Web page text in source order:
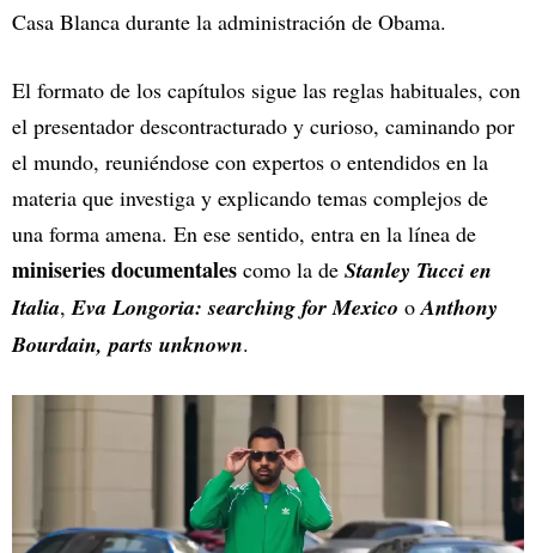
Casa Blanca durante la administración de Obama.
El formato de los capítulos sigue las reglas habituales, con
el presentador descontracturado y curioso, caminando por
el mundo, reuniéndose con expertos o entendidos en la
materia que investiga y explicando temas complejos de
una forma amena. En ese sentido, entra en la línea de
miniseries documentales como la de Stanley Tucci en
Italia,Eva Longoria: searching for Mexico oAnthony
Bourdain, parts unknown.